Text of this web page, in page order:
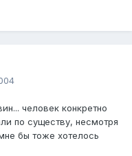
человек конкретно
по существу, несмотря
бы тоже хотелось